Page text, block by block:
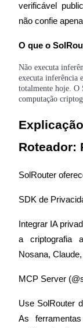
Investimento
Obtenha
Aprenda
Bitrue
AI
Parceiros Bitrue
verificável
não confie
O que o
Não executa
executa inferência
totalmente hoje. O
computação
Roteador:
SolRouter
SDK de
Integrar IA
a criptografia
Nosana,
MCP Server
Use SolRouter
As